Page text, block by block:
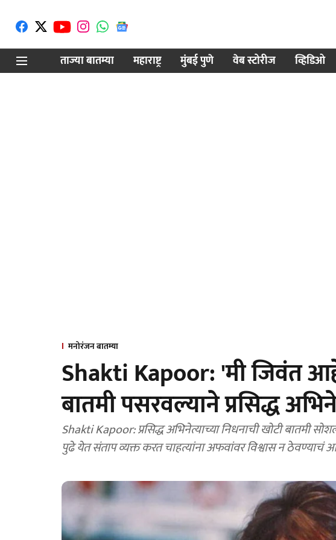
ताज्या बातम्या
महाराष्ट्र मुंबई पुणे वेब स्टोरीज व्हिडिओ
मनोरंजन बातम्या
Shakti Kapoor: 'मी जिवंत
बातमी पसरवल्याने प्रसिद्ध
Shakti Kapoor: प्रसिद्ध अभिनेत्याच्या निधनाची खोटी बातमी
पुढे येत संताप व्यक्त करत चाहत्यांना अफवांवर विश्वास न